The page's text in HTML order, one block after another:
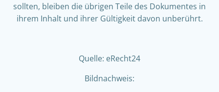
sollten, bleiben die übrigen Teile des Dokumentes in
ihrem Inhalt und ihrer Gültigkeit davon unberührt.
Quelle: eRecht24
Bildnachweis: